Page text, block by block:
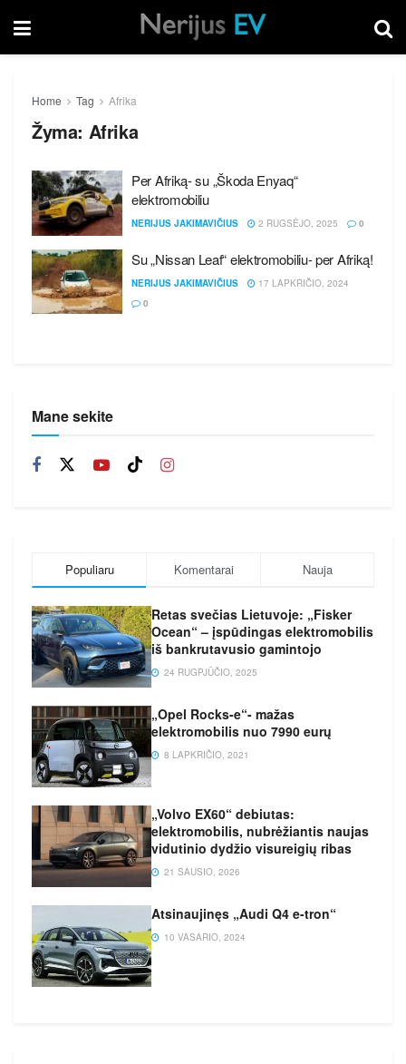
Home Tag Afrika
Žyma: Afrika
Per Afriką- su „Škoda Enyaq“
elektromobiliu
NERIJUS JAKIMAVIČIUS 2 RUGSĖJO, 2025 0
Su „Nissan Leaf“ elektromobiliu- per Afriką!
NERIJUS JAKIMAVIČIUS
17 LAPKRIČIO, 2024
0
Mane sekite
Populiaru Komentarai Nauja
Retas svečias Lietuvoje: „Fisker
Ocean“ – įspūdingas elektromobilis
iš bankrutavusio gamintojo
24 RUGPJŪČIO, 2025
„Opel Rocks-e“- mažas
elektromobilis nuo 7990 eurų
8 LAPKRIČIO, 2021
„Volvo EX60“ debiutas:
elektromobilis, nubrėžiantis naujas
vidutinio dydžio visureigių ribas
21 SAUSIO, 2026
Atsinaujinęs „Audi Q4 e-tron“
10 VASARIO, 2024